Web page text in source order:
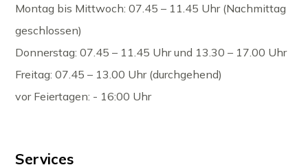
Montag bis Mittwoch: 07.45 – 11.45 Uhr (Nachmittag
geschlossen)
Donnerstag: 07.45 – 11.45 Uhr und 13.30 – 17.00 Uhr
Freitag: 07.45 – 13.00 Uhr (durchgehend)
vor Feiertagen: - 16:00 Uhr
Services